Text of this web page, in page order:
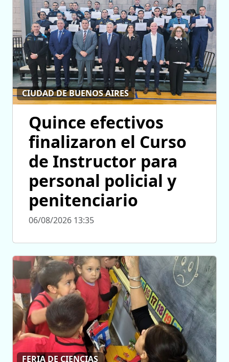
CIUDAD DE BUENOS AIRES
Quince efectivos
finalizaron el Curso
de Instructor para
personal policial y
penitenciario
06/08/2026 13:35
FERIA DE CIENCIAS